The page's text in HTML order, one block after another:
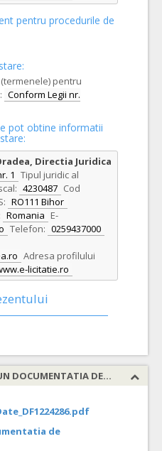
pentru procedurile de
pentru
Conform Legii nr.
pot obtine informatii
Directia Juridica
1 Tipul juridic al
4230487 Cod
RO111 Bihor
Romania E-
Telefon: 0259437000
Adresa profilului
licitatie.ro
LISTA DE FISIERE CARE COMPUN DOCUMENTATIA DE ATRIBUIRE
de